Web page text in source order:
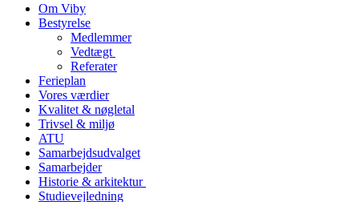
Om Viby
Bestyrelse
Medlemmer
Vedtægt
Referater
Ferieplan
Vores værdier
Kvalitet & nøgletal
Trivsel & miljø
ATU
Samarbejdsudvalget
Samarbejder
Historie & arkitektur
Studievejledning